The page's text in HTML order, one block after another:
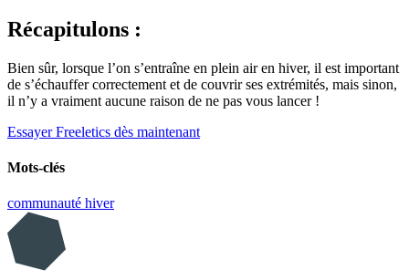
Récapitulons :
Bien sûr, lorsque l’on s’entraîne en plein air en hiver, il est important
de s’échauffer correctement et de couvrir ses extrémités, mais sinon,
il n’y a vraiment aucune raison de ne pas vous lancer !
Essayer Freeletics dès maintenant
Mots-clés
communauté hiver